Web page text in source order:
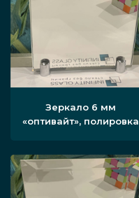
Зеркало 6 мм
«оптивайт», полировка